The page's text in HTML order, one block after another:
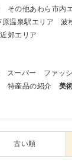
その他あわら市内
原温泉駅エリア
波
郊エリア
スーパー
ファッ
特産品の紹介 美
古い順